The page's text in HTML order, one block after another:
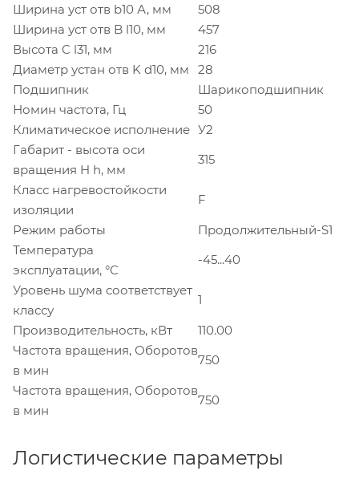
Ширина уст отв b10 А, мм
508
Ширина уст отв B l10, мм
457
Высота C l31, мм
216
Диаметр устан отв K d10, мм
28
Подшипник
Шарикоподшипник
Номин частота, Гц
50
Климатическое исполнение У2
Габарит - высота оси
вращения H h, мм
315
Класс нагревостойкости
изоляции
F
Режим работы
Продолжительный-S1
Температура
эксплуатации, °C
-45...40
Уровень шума соответствует
классу
1
Производительность, кВт
110.00
Частота вращения, Оборотов
в мин
750
Частота вращения, Оборотов
в мин
750
Логистические параметры